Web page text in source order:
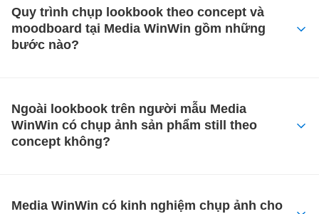
Quy trình chụp lookbook theo concept và
moodboard tại Media WinWin gồm những
bước nào?
Ngoài lookbook trên người mẫu Media
WinWin có chụp ảnh sản phẩm still theo
concept không?
Media WinWin có kinh nghiệm chụp ảnh cho